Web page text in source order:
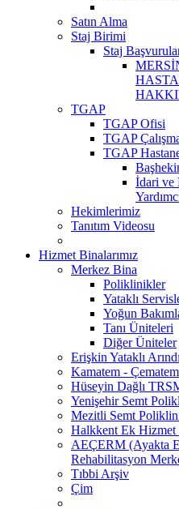
Satın Alma
Staj Birimi
Staj
TGAP
TGAP Ofisi
TGAP
TGAP
İdari ve
Hekimlerimiz
Tanıtım Videosu
Hizmet Binalarımız
Merkez Bina
Poliklinikler
Yataklı
Yoğun
Tanı Üniteleri
Diğer Üniteler
Erişkin Yataklı
Kamatem - Çematem
Hüseyin Dağlı
Yenişehir Semt
Mezitli Semt
Halkkent Ek Hizmet
AEÇERM (Ayakta
Rehabilitasyon
Tıbbi Arşiv
Çim